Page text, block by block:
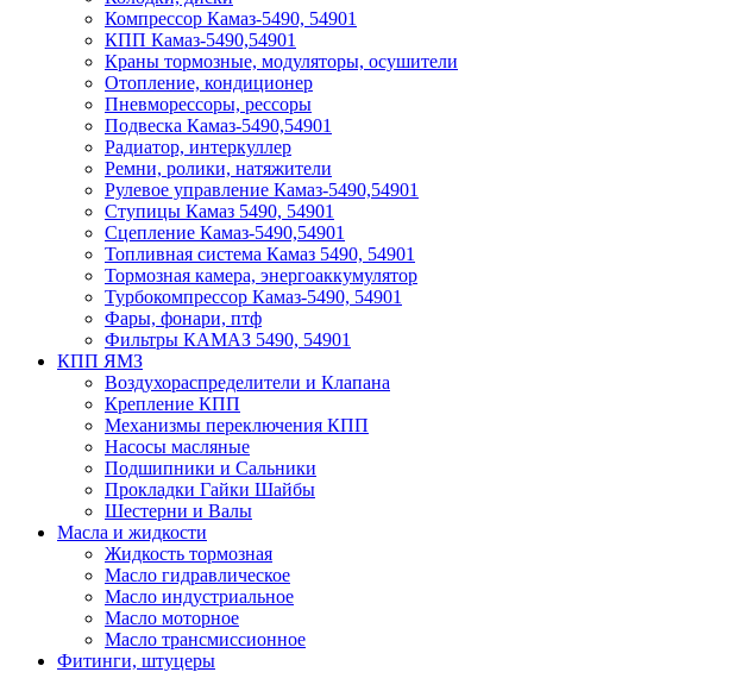
Компрессор Камаз-5490, 54901
КПП Камаз-5490,54901
Краны тормозные, модуляторы, осушители
Отопление, кондиционер
Пневморессоры, рессоры
Подвеска Камаз-5490,54901
Радиатор, интеркуллер
Ремни, ролики, натяжители
Рулевое управление Камаз-5490,54901
Ступицы Камаз 5490, 54901
Сцепление Камаз-5490,54901
Топливная система Камаз 5490, 54901
Тормозная камера, энергоаккумулятор
Турбокомпрессор Камаз-5490, 54901
Фары, фонари, птф
Фильтры КАМАЗ 5490, 54901
КПП ЯМЗ
Воздухораспределители и Клапана
Крепление КПП
Механизмы переключения КПП
Насосы масляные
Подшипники и Сальники
Прокладки Гайки Шайбы
Шестерни и Валы
Масла и жидкости
Жидкость тормозная
Масло гидравлическое
Масло индустриальное
Масло моторное
Масло трансмиссионное
Фитинги, штуцеры